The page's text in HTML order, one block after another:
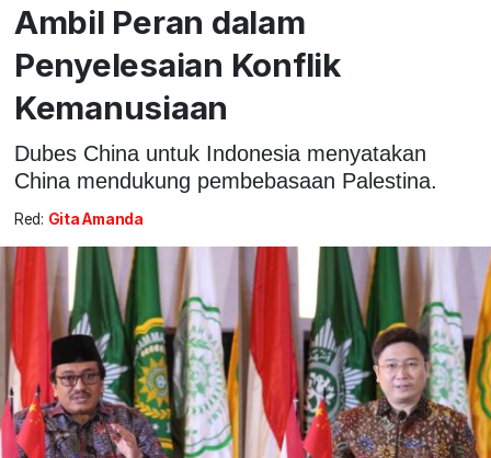
Ambil Peran dalam
Penyelesaian Konflik
Kemanusiaan
Dubes China untuk Indonesia menyatakan
China mendukung pembebasaan Palestina.
Red: Gita Amanda